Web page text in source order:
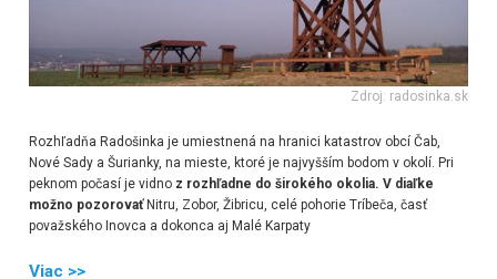
Zdroj: radosinka.sk
Rozhľadňa Radošinka je umiestnená na hranici katastrov obcí Čab,
Nové Sady a Šurianky, na mieste, ktoré je najvyšším bodom v okolí. Pri
peknom počasí je vidnoz rozhľadne do širokého okolia. V diaľke
možno pozorovať Nitru, Zobor, Žibricu, celé pohorie Tríbeča, časť
považského Inovca a dokonca aj Malé Karpaty
Viac >>